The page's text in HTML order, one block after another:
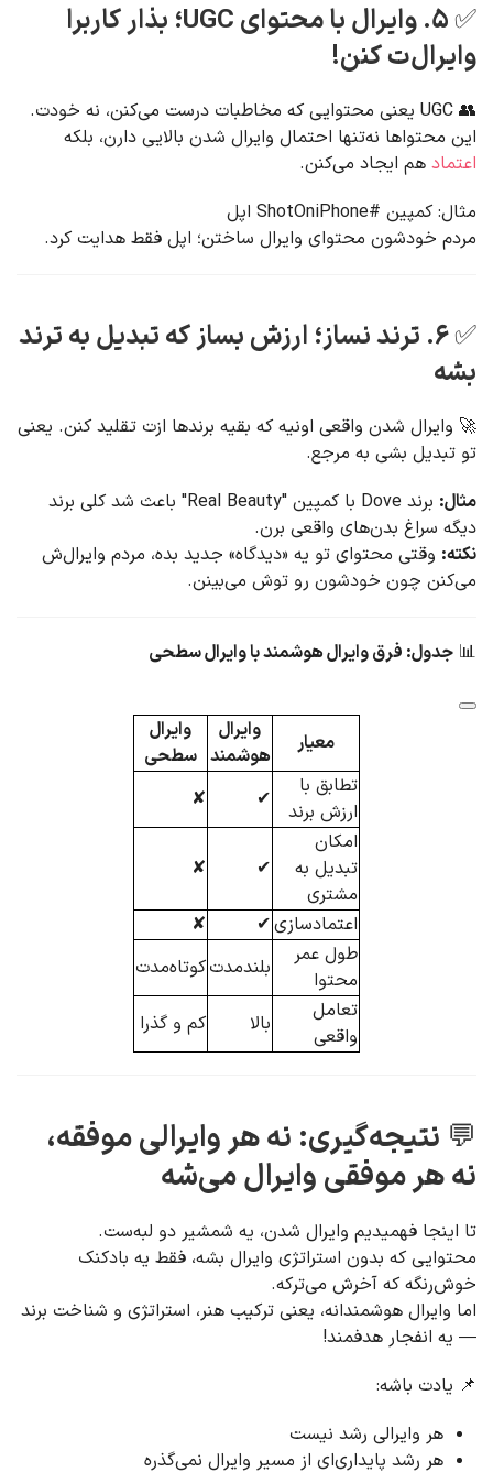
✅ ۵. وایرال با محتوای UGC؛ بذار کاربرا
وایرال‌ت کنن!
👥 UGC یعنی محتوایی که مخاطبات درست می‌کنن، نه خودت.
این محتواها نه‌تنها احتمال وایرال شدن بالایی دارن، بلکه
اعتماد هم ایجاد می‌کنن.
مثال: کمپین #ShotOniPhone اپل
مردم خودشون محتوای وایرال ساختن؛ اپل فقط هدایت کرد.
✅ ۶. ترند نساز؛
ارزش بساز که تبدیل به ترند
بشه
🚀 وایرال شدن واقعی اونیه که بقیه برندها ازت تقلید کنن. یعنی
تو تبدیل بشی به مرجع.
مثال:
برند Dove با کمپین "Real Beauty" باعث شد کلی برند
دیگه سراغ بدن‌های واقعی برن.
نکته: وقتی محتوای تو یه «دیدگاه» جدید بده، مردم وایرال‌ش
می‌کنن چون خودشون رو توش می‌بینن.
📊 جدول: فرق وایرال هوشمند با وایرال سطحی
معیار
وایرال
هوشمند
وایرال
سطحی
تطابق با
ارزش برند
✔
✘
امکان
تبدیل به
مشتری
✔
✘
اعتمادسازی✔
✘
طول عمر
محتوا
بلندمدتکوتاه‌مدت
تعامل
واقعی
بالا کم و گذرا
💬 نتیجه‌گیری: نه هر وایرالی موفقه،
نه هر موفقی وایرال می‌شه
تا اینجا فهمیدیم وایرال شدن، یه شمشیر دو لبه‌ست.
محتوایی که بدون استراتژی وایرال بشه، فقط یه بادکنک
خوش‌رنگه که آخرش می‌ترکه.
اما وایرال هوشمندانه، یعنی ترکیب هنر، استراتژی و شناخت برند
— یه انفجار هدفمند!
📌 یادت باشه:
هر وایرالی رشد نیست
هر رشد پایداری‌ای از مسیر وایرال نمی‌گذره